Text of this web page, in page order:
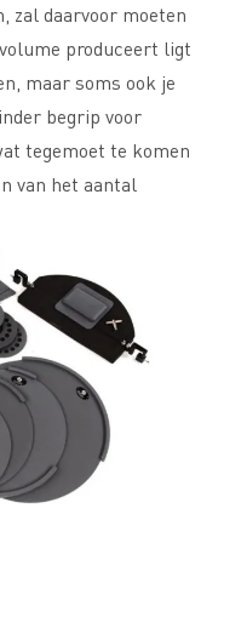
zal daarvoor moeten
produceert ligt
maar soms ook je
begrip voor
tegemoet te komen
van het aantal